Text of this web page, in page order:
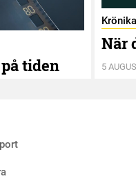
tiden
Krönika
När
5